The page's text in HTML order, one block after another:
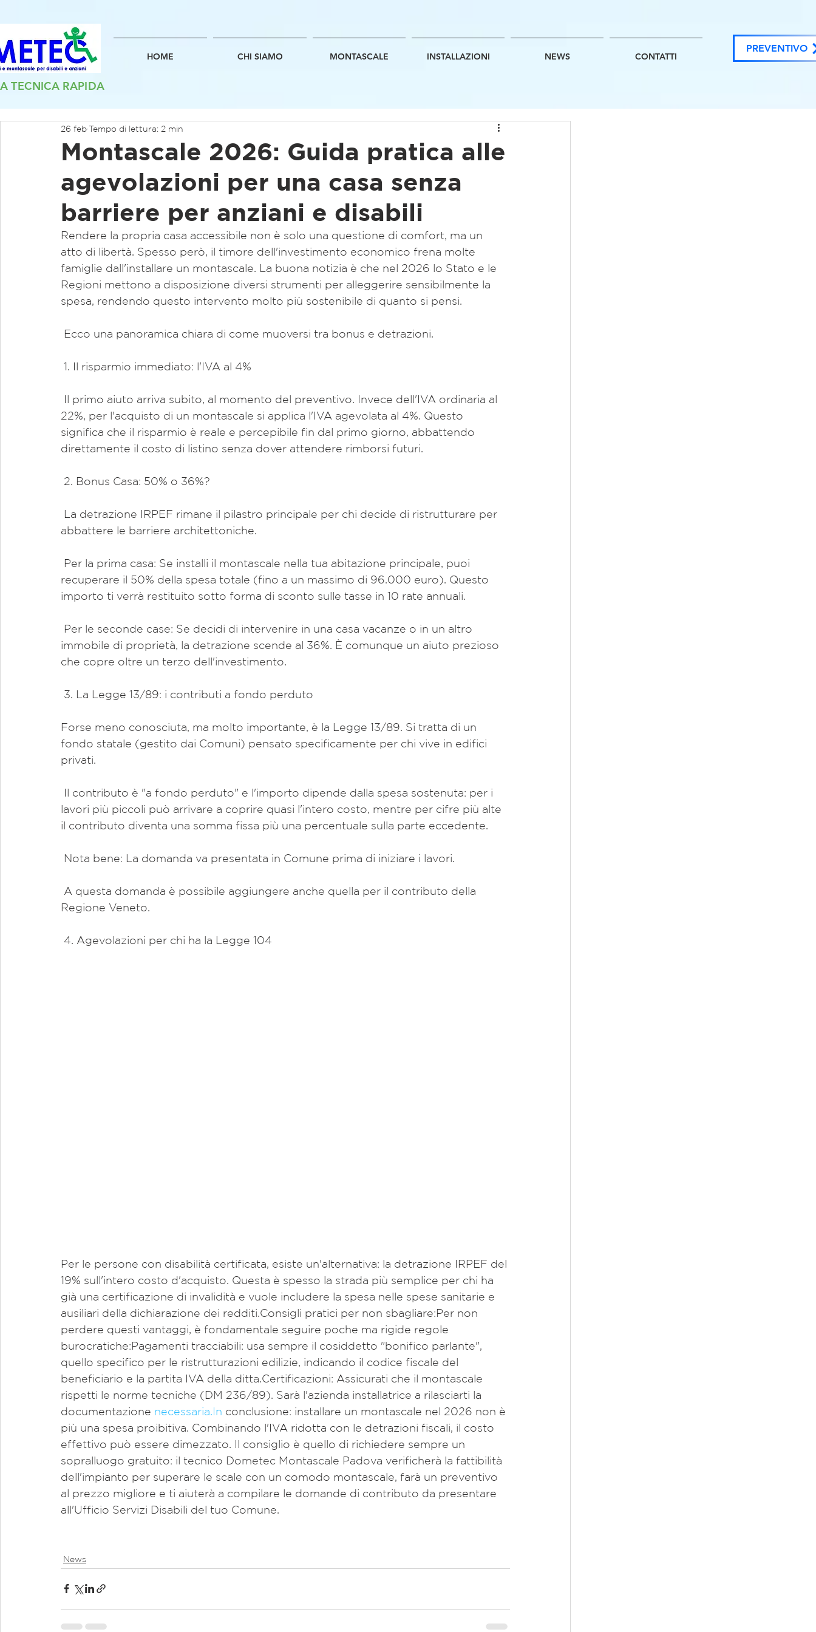
HOME CHI SIAMO MONTASCALE INSTALLAZIONI NEWS CONTATTI
PREVENTIVO
TECNICA RAPIDA
Montascale 2026: Guida pratica alle
agevolazioni per una casa senza
barriere per anziani e disabili
26 febTempo di lettura: 2 min
Rendere la propria casa accessibile non è solo una questione di comfort, ma un
atto di libertà. Spesso però, il timore dell'investimento economico frena molte
famiglie dall'installare un montascale. La buona notizia è che nel 2026 lo Stato e le
Regioni mettono a disposizione diversi strumenti per alleggerire sensibilmente la
spesa, rendendo questo intervento molto più sostenibile di quanto si pensi.
Ecco una panoramica chiara di come muoversi tra bonus e detrazioni.
1. Il risparmio immediato: l'IVA al 4%
22%, per l'acquisto di un montascale si applica l'IVA agevolata al 4%. Questo
significa che il risparmio è reale e percepibile fin dal primo giorno, abbattendo
direttamente il costo di listino senza dover attendere rimborsi futuri.
2. Bonus Casa: 50% o 36%?
abbattere le barriere architettoniche.
recuperare il 50% della spesa totale (fino a un massimo di 96.000 euro). Questo
importo ti verrà restituito sotto forma di sconto sulle tasse in 10 rate annuali.
immobile di proprietà, la detrazione scende al 36%. È comunque un aiuto prezioso
che copre oltre un terzo dell'investimento.
3. La Legge 13/89: i contributi a fondo perduto
Forse meno conosciuta, ma molto importante, è la Legge 13/89. Si tratta di un
fondo statale (gestito dai Comuni) pensato specificamente per chi vive in edifici
privati.
lavori più piccoli può arrivare a coprire quasi l'intero costo, mentre per cifre più alte
il contributo diventa una somma fissa più una percentuale sulla parte eccedente.
Nota bene: La domanda va presentata in Comune prima di iniziare i lavori.
Regione Veneto.
4. Agevolazioni per chi ha la Legge 104
Per le persone con disabilità certificata, esiste un'alternativa: la detrazione IRPEF del
19% sull'intero costo d'acquisto. Questa è spesso la strada più semplice per chi ha
già una certificazione di invalidità e vuole includere la spesa nelle spese sanitarie e
ausiliari della dichiarazione dei redditi.Consigli pratici per non sbagliare:Per non
perdere questi vantaggi, è fondamentale seguire poche ma rigide regole
burocratiche:Pagamenti tracciabili: usa sempre il cosiddetto "bonifico parlante",
quello specifico per le ristrutturazioni edilizie, indicando il codice fiscale del
beneficiario e la partita IVA della ditta.Certificazioni: Assicurati che il montascale
rispetti le norme tecniche (DM 236/89). Sarà l'azienda installatrice a rilasciarti la
documentazione necessaria.In conclusione: installare un montascale nel 2026 non è
più una spesa proibitiva. Combinando l'IVA ridotta con le detrazioni fiscali, il costo
effettivo può essere dimezzato. Il consiglio è quello di richiedere sempre un
sopralluogo gratuito: il tecnico Dometec Montascale Padova verificherà la fattibilità
dell'impianto per superare le scale con un comodo montascale, farà un preventivo
al prezzo migliore e ti aiuterà a compilare le domande di contributo da presentare
all'Ufficio Servizi Disabili del tuo Comune.
News